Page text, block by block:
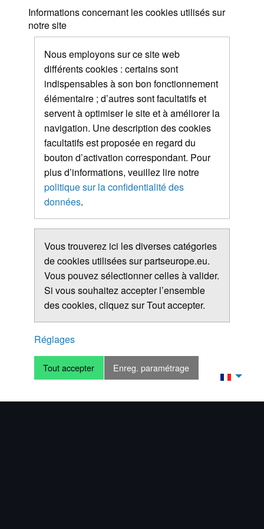
Informations concernant les cookies utilisés sur
notre site
Nous employons sur ce site web
différents cookies : certains sont
indispensables à son bon fonctionnement
élémentaire ; d’autres sont facultatifs et
servent à optimiser le site et à améliorer la
navigation. Une description des cookies
facultatifs est proposée en regard du
bouton d’activation correspondant. Pour
plus d’informations, veuillez lire notre
politique sur la confidentialité des
données.
Vous trouverez ici les diverses catégories
de cookies utilisées sur partseurope.eu.
Vous pouvez sélectionner celles à valider.
Si vous souhaitez accepter l’ensemble
des cookies, cliquez sur Tout accepter.
Réglages
Tout accepter Enreg. paramétrage